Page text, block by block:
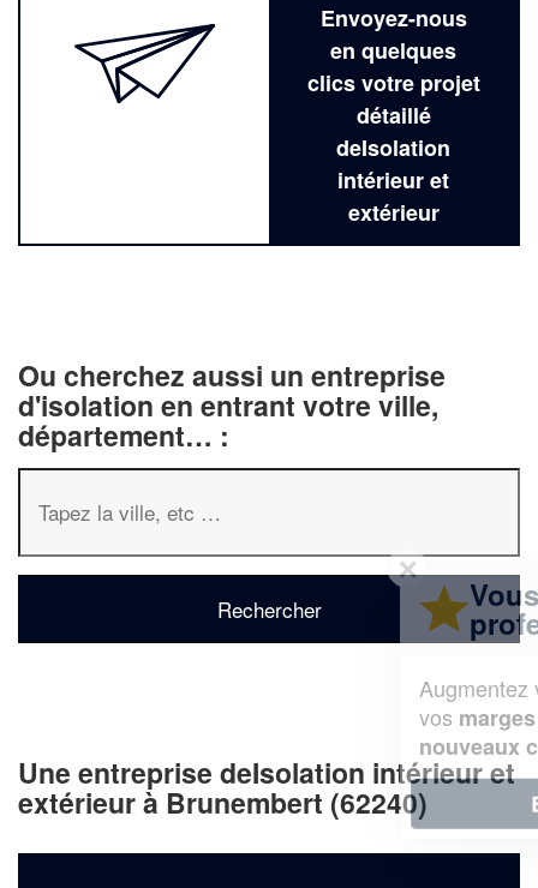
Envoyez-nous
en quelques
clics votre projet
détaillé
deIsolation
intérieur et
extérieur
Ou cherchez aussi un entreprise
d'isolation en entrant votre ville,
département… :
Une entreprise deIsolation intérieur et
extérieur à Brunembert (62240)
✕
Vous êtes un
professionnel ?
chiffre d'affaireset
tout en gagnant de
En savoir plus